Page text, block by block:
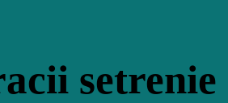
setrenie